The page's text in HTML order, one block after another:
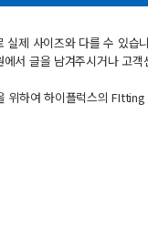
실제 사이즈와 다를 수 있습
에서 글을 남겨주시거나 고
위하여 하이플럭스의